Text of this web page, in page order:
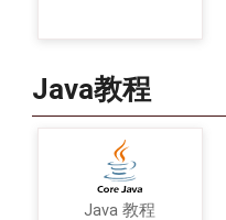
Java教程
Java 教程